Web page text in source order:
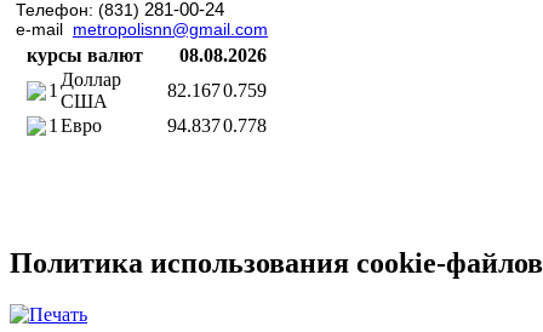
Телефон: (831) 281-00-24
e-mail metropolisnn@gmail.com
курсы валют
08.08.2026
1
Доллар
США
82.1670.759
1 Евро 94.8370.778
Политика использования cookie-файлов